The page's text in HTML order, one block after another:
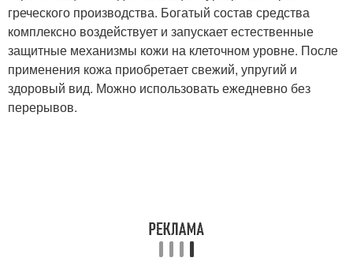
греческого производства. Богатый состав средства
комплексно воздействует и запускает естественные
защитные механизмы кожи на клеточном уровне. После
применения кожа приобретает свежий, упругий и
здоровый вид. Можно использовать ежедневно без
перерывов.